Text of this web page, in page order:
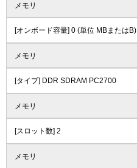
メモリ
[オンボード容量] 0 (単位 MBまたはB)
メモリ
[タイプ] DDR SDRAM PC2700
メモリ
[スロット数] 2
メモリ